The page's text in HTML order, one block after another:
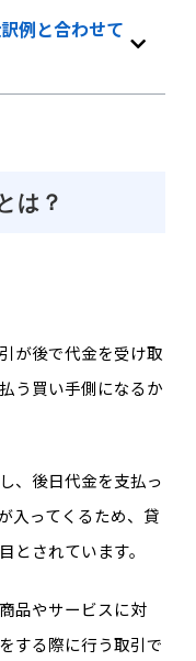
例と合わせて
は？
が後で代金を受け取
う買い手側になるか
、後日代金を支払っ
入ってくるため、貸
とされています。
品やサービスに対
する際に行う取引で